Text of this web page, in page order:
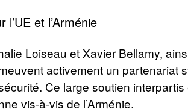
et l’Arménie
Loiseau et Xavier Bellamy,
activement un
Ce large soutien
vis-à-vis de l’Arménie.